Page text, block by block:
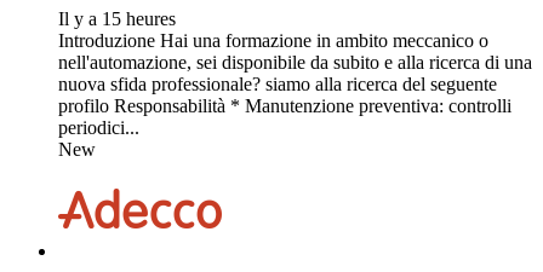
Il y a 15 heures
Introduzione Hai una formazione in ambito meccanico o
nell'automazione, sei disponibile da subito e alla ricerca di una
nuova sfida professionale? siamo alla ricerca del seguente
profilo Responsabilità * Manutenzione preventiva: controlli
periodici...
New